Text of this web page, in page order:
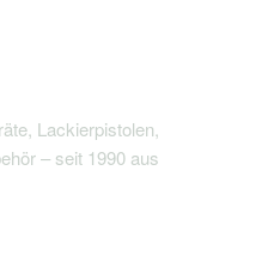
Lackierpistolen,
– seit 1990 aus